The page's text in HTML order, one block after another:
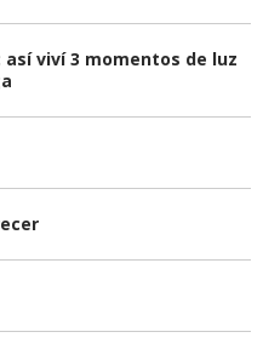
viví 3 momentos de luz